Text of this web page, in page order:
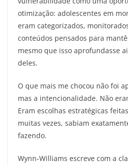
otimização: adolescentes em
eram categorizados,
conteúdos pensados para
mesmo que isso aprofundasse
deles.
O que mais me chocou não foi
mas a intencionalidade. Não
Eram escolhas estratégicas
muitas vezes, sabiam
fazendo.
Wynn-Williams escreve com a